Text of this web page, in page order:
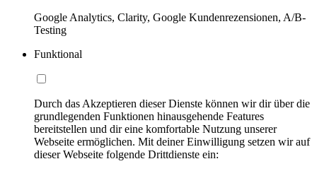
Google Analytics, Clarity, Google Kundenrezensionen, A/B-
Testing
Funktional
Durch das Akzeptieren dieser Dienste können wir dir über die
grundlegenden Funktionen hinausgehende Features
bereitstellen und dir eine komfortable Nutzung unserer
Webseite ermöglichen. Mit deiner Einwilligung setzen wir auf
dieser Webseite folgende Drittdienste ein: